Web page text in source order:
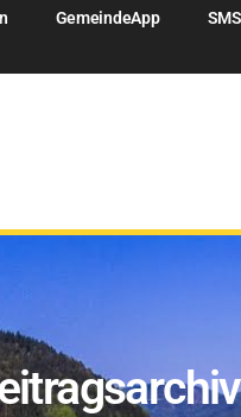
GemeindeApp